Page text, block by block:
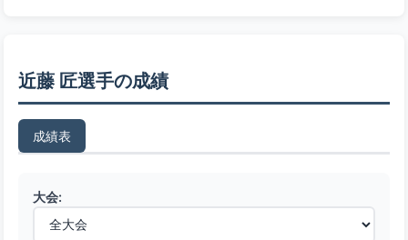
近藤 匠選手の成績
成績表
大会: